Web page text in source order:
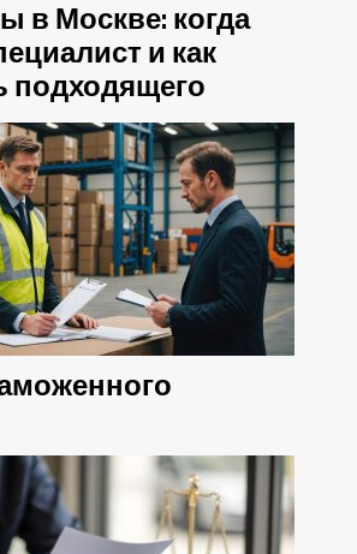
в Москве: когда
и как
подходящего